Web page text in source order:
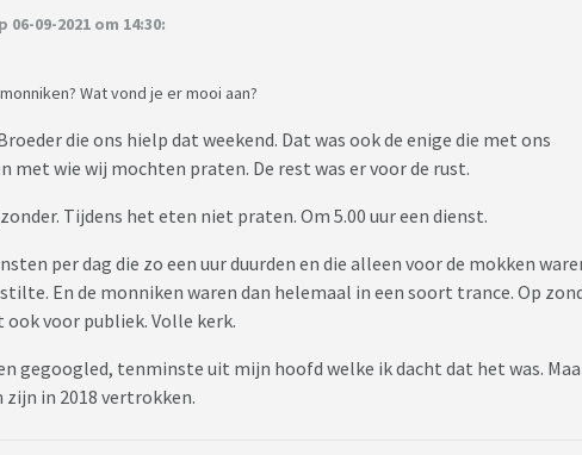
09-2021 om 14:30:
Wat vond je er mooi aan?
die ons hielp dat weekend. Dat was ook de enige die met ons
met wie wij mochten praten. De rest was er voor de rust.
Tijdens het eten niet praten. Om 5.00 uur een dienst.
per dag die zo een uur duurden en die alleen voor de mokken
En de monniken waren dan helemaal in een soort trance. Op
ook voor publiek. Volle kerk.
gegoogled, tenminste uit mijn hoofd welke ik dacht dat het was.
in 2018 vertrokken.